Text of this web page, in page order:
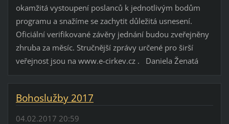
okamžitá vystoupení poslanců k jednotlivým bodům
programu a snažíme se zachytit důležitá usnesení.
Oficiální verifikované závěry jednání budou zveřejněny
zhruba za měsíc. Stručnější zprávy určené pro širší
veřejnost jsou na www.e-cirkev.cz . Daniela Ženatá
Bohoslužby 2017
04.02.2017 20:59